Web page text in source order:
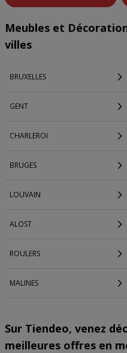
Meubles et
villes
BRUXELLES
GENT
CHARLEROI
BRUGES
LOUVAIN
ALOST
ROULERS
MALINES
Sur Tiendeo, venez
meilleures offres en